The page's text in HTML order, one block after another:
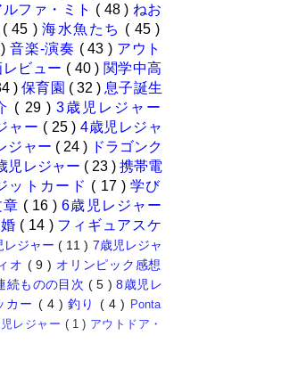
ルファ・ミト ( 48 ) ねお
( 45 ) 海水魚たち ( 45 )
)音楽-演奏 ( 43 ) アウト
レビュー ( 40 ) 関学中高
)保育園 ( 32 ) 息子誕生
( 29 ) 3歳児レジャー
ャー ( 25 ) 4歳児レジャ
ジャー ( 24 ) ドラゴンク
児レジャー ( 23 ) 携帯電
ットカード ( 17 )学び
章 ( 16 )6歳児レジャー
( 14 ) フィギュアスケ
レジャー( 11 ) 7歳児レジャ
オ ( 9 ) オリンピック感想
続ものの目次 ( 5 )8歳児レ
カー ( 4 )釣り ( 4 ) Ponta
レジャー ( 1 ) アウトドア・